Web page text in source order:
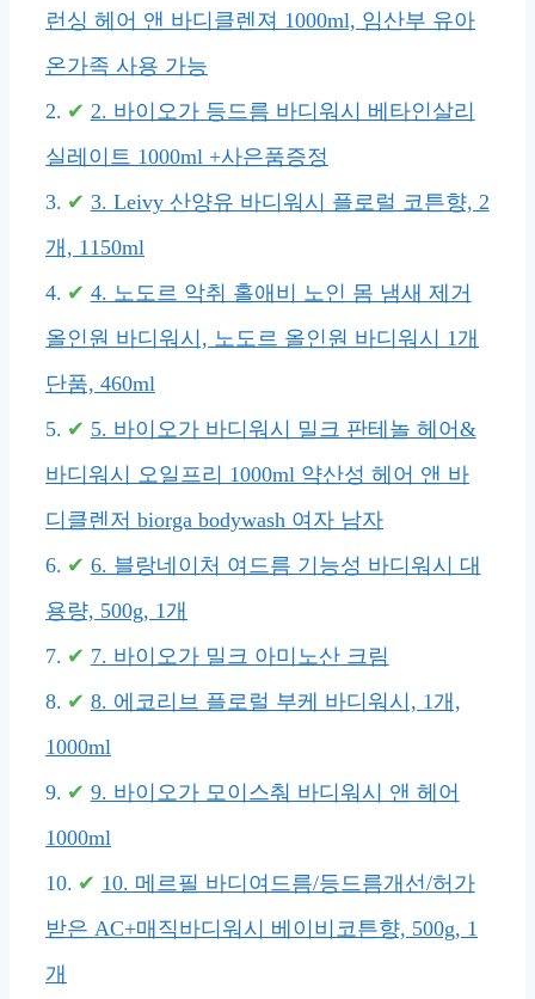
런싱 헤어 앤 바디클렌져 1000ml, 임산부 유아
온가족 사용 가능
2. 바이오가 등드름 바디워시 베타인살리
실레이트 1000ml +사은품증정
3. Leivy 산양유 바디워시 플로럴 코튼향, 2
개, 1150ml
4. 노도르 악취 홀애비 노인 몸 냄새 제거
올인원 바디워시, 노도르 올인원 바디워시 1개
단품, 460ml
5. 바이오가 바디워시 밀크 판테놀 헤어&
바디워시 오일프리 1000ml 약산성 헤어 앤 바
디클렌저 biorga bodywash 여자 남자
6. 블랑네이처 여드름 기능성 바디워시 대
용량, 500g, 1개
7. 바이오가 밀크 아미노산 크림
8. 에코리브 플로럴 부케 바디워시, 1개,
1000ml
9. 바이오가 모이스춰 바디워시 앤 헤어
1000ml
10. 메르필 바디여드름/등드름개선/허가
받은 AC+매직바디워시 베이비코튼향, 500g, 1
개